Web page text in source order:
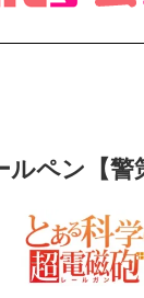
ペン【警